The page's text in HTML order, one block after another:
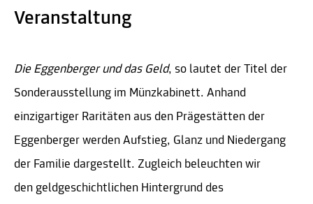
Veranstaltung
Die Eggenberger und das Geld, so lautet der Titel der
Sonderausstellung im Münzkabinett. Anhand
einzigartiger Raritäten aus den Prägestätten der
Eggenberger werden Aufstieg, Glanz und Niedergang
der Familie dargestellt. Zugleich beleuchten wir
den geldgeschichtlichen Hintergrund des